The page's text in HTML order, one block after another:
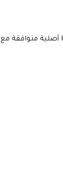
بطارية HP CN03XL أصلية متوافقة مع